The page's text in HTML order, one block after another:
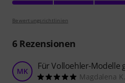
Bewertungsrichtlinien
6Rezensionen
MK Für Volloehler-Modelle
Magdalena